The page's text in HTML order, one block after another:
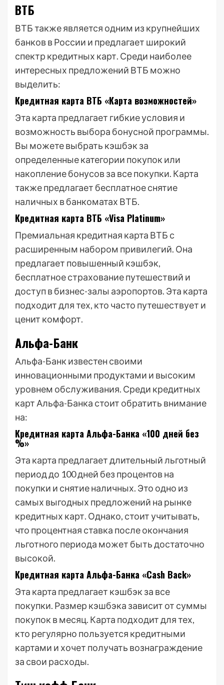
ВТБ
ВТБ также является одним из крупнейших
банков в России и предлагает широкий
спектр кредитных карт. Среди наиболее
интересных предложений ВТБ можно
выделить:
Кредитная карта ВТБ «Карта возможностей»
Эта карта предлагает гибкие условия и
возможность выбора бонусной программы.
Вы можете выбрать кэшбэк за
определенные категории покупок или
накопление бонусов за все покупки. Карта
также предлагает бесплатное снятие
наличных в банкоматах ВТБ.
Кредитная карта ВТБ «Visa Platinum»
Премиальная кредитная карта ВТБ с
расширенным набором привилегий. Она
предлагает повышенный кэшбэк,
бесплатное страхование путешествий и
доступ в бизнес-залы аэропортов. Эта карта
подходит для тех, кто часто путешествует и
ценит комфорт.
Альфа-Банк
Альфа-Банк известен своими
инновационными продуктами и высоким
уровнем обслуживания. Среди кредитных
карт Альфа-Банка стоит обратить внимание
на:
Кредитная карта Альфа-Банка «100 дней без
%»
Эта карта предлагает длительный льготный
период до 100 дней без процентов на
покупки и снятие наличных. Это одно из
самых выгодных предложений на рынке
кредитных карт. Однако, стоит учитывать,
что процентная ставка после окончания
льготного периода может быть достаточно
высокой.
Кредитная карта Альфа-Банка «Cash Back»
Эта карта предлагает кэшбэк за все
покупки. Размер кэшбэка зависит от суммы
покупок в месяц. Карта подходит для тех,
кто регулярно пользуется кредитными
картами и хочет получать вознаграждение
за свои расходы.